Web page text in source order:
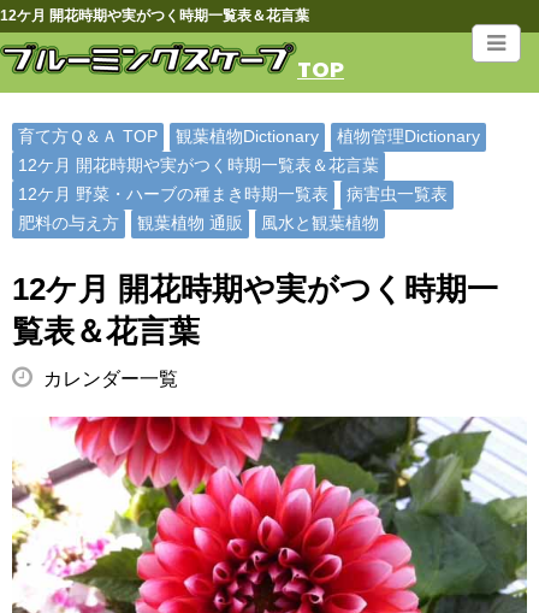
12ケ月 開花時期や実がつく時期一覧表＆花言葉
TOP
育て方Ｑ＆Ａ TOP 観葉植物Dictionary
植物管理Dictionary
12ケ月 開花時期や実がつく時期一覧表＆花言葉
12ケ月 野菜・ハーブの種まき時期一覧表
病害虫一覧表
肥料の与え方
観葉植物 通販 風水と観葉植物
12ケ月 開花時期や実がつく時期一
覧表＆花言葉
カレンダー一覧